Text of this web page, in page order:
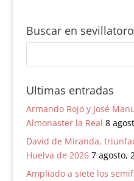
Buscar en
Ultimas entradas
Armando Rojo y José
Almonaster la Real 8
David de Miranda,
Huelva de 2026 7 agosto,
Ampliado a siete los